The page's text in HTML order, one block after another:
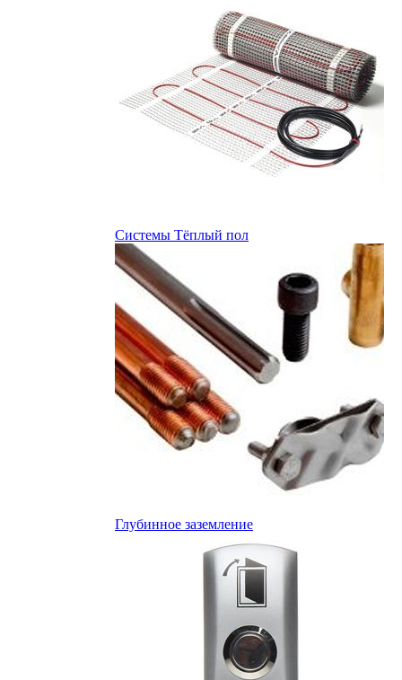
Системы Тёплый пол
Глубинное заземление